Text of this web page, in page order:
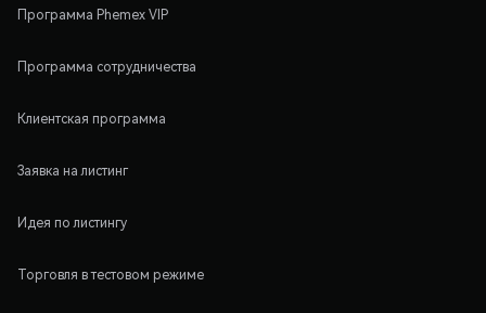
Программа Phemex VIP
Программа сотрудничества
Клиентская программа
Заявка на листинг
Идея по листингу
Торговля в тестовом режиме